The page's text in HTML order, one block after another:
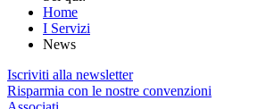
Home
I Servizi
News
Iscriviti alla newsletter
Risparmia con le nostre convenzioni